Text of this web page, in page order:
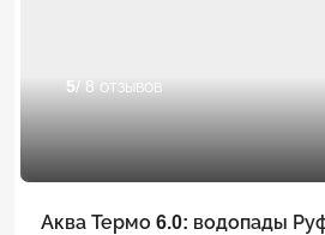
5/ 8 отзывов
Аква Термо 6.0: водопады